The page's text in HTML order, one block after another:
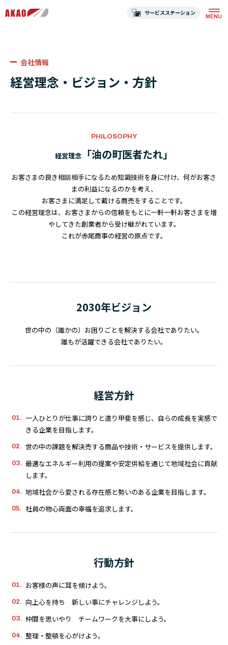
サービスステーション
会社情報
経営理念・ビジョン・方針
PHILOSOPHY
経営理念 「油の町医者たれ」
お客さまの良き相談相手になるため知識技術を身に付け、何がお客さ
まの利益になるのかを考え、
お客さまに満足して戴ける商売をすることです。
この経営理念は、お客さまからの信頼をもとに一軒一軒お客さまを増
やしてきた創業者から受け継がれています。
これが赤尾商事の経営の原点です。
2030年ビジョン
世の中の（誰かの）お困りごとを解決する会社でありたい。
誰もが活躍できる会社でありたい。
経営方針
一人ひとりが仕事に誇りと遣り甲斐を感じ、自らの成長を実感で
きる企業を目指します。
世の中の課題を解決売する商品や技術・サービスを提供します。
最適なエネルギー利用の提案や安定供給を通じて地域社会に貢献
します。
地域社会から愛される存在感と勢いのある企業を目指します。
社員の物心両面の幸福を追求します。
行動方針
お客様の声に耳を傾けよう。
向上心を持ち 新しい事にチャレンジしよう。
仲間を思いやり チームワークを大事にしよう。
整理・整頓を心がけよう。